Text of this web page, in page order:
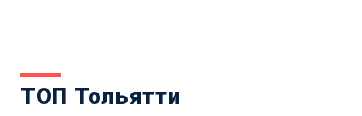
ТОП Тольятти